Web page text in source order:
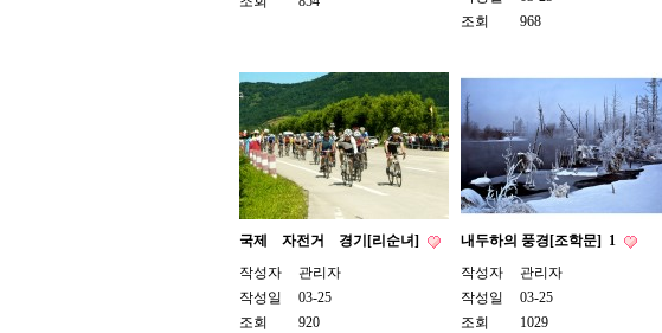
조회
968
국제 자전거 경기[리순녀]
작성자
관리자
작성일
03-25
조회
920
내두하의 풍경[조학문]
1
작성자
관리자
작성일
03-25
조회
1029